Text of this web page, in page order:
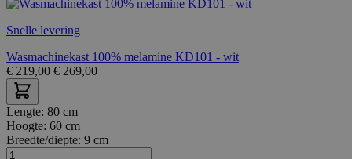
Snelle levering
Wasmachinekast 100% melamine KD101 - wit
€ 219,00 € 269,00
Lengte: 80 cm
Hoogte: 60 cm
Breedte/diepte: 9 cm